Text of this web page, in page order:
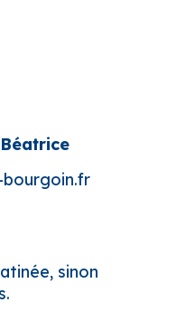
bourgoin.fr
sinon